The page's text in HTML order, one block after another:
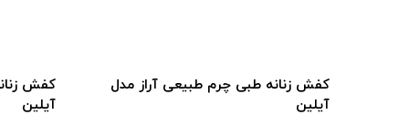
کفش زنانه طبی چرم طبیعی آراز مدل
آیلین
کفش
آیلین